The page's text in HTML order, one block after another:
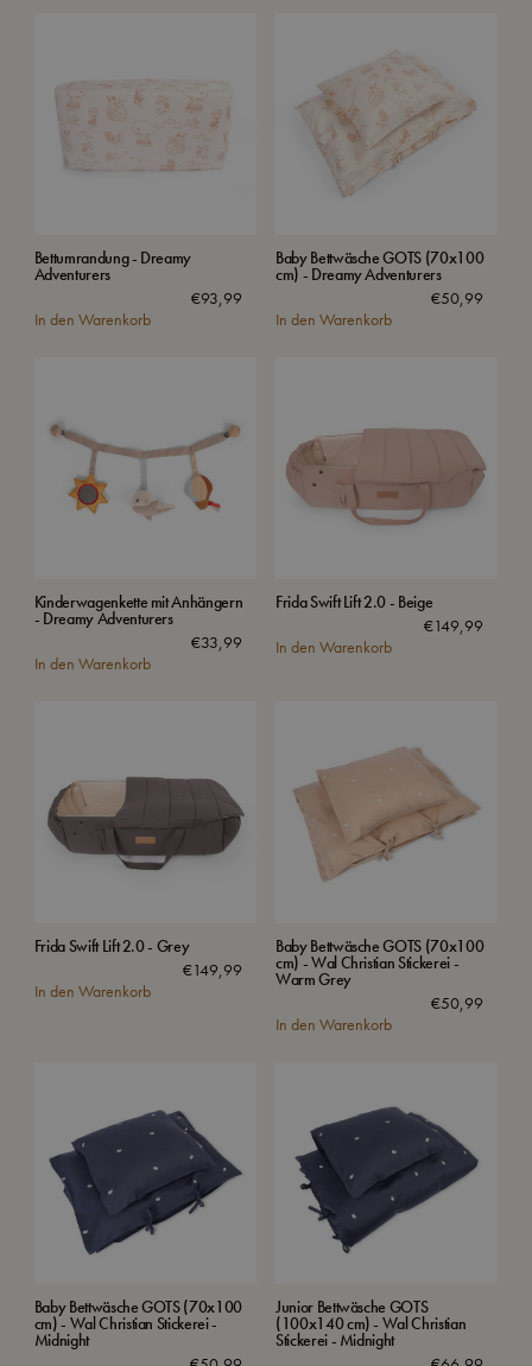
Bettumrandung - Dreamy
Adventurers
€93,99
In den Warenkorb
Baby Bettwäsche GOTS (70x100
cm) - Dreamy Adventurers
€50,99
In den Warenkorb
Kinderwagenkette mit Anhängern
- Dreamy Adventurers
€33,99
In den Warenkorb
Frida Swift Lift 2.0 - Beige
€149,99
In den Warenkorb
Frida Swift Lift 2.0 - Grey
€149,99
In den Warenkorb
Baby Bettwäsche GOTS (70x100
cm) - Wal Christian Stickerei -
Warm Grey
€50,99
In den Warenkorb
Baby Bettwäsche GOTS (70x100
cm) - Wal Christian Stickerei -
Midnight
Junior Bettwäsche GOTS
(100x140 cm) - Wal Christian
Stickerei - Midnight